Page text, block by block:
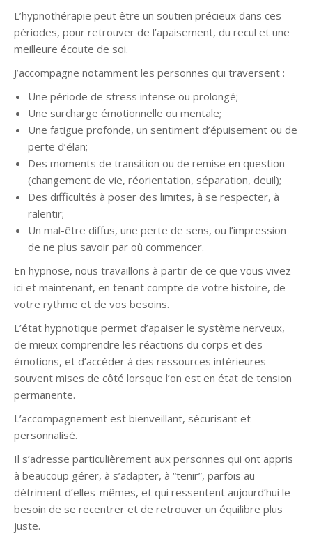
L’hypnothérapie peut être un soutien précieux dans ces
périodes, pour retrouver de l’apaisement, du recul et une
meilleure écoute de soi.
J’accompagne notamment les personnes qui traversent :
Une période de stress intense ou prolongé;
Une surcharge émotionnelle ou mentale;
Une fatigue profonde, un sentiment d’épuisement ou de
perte d’élan;
Des moments de transition ou de remise en question
(changement de vie, réorientation, séparation, deuil);
Des difficultés à poser des limites, à se respecter, à
ralentir;
Un mal-être diffus, une perte de sens, ou l’impression
de ne plus savoir par où commencer.
En hypnose, nous travaillons à partir de ce que vous vivez
ici et maintenant, en tenant compte de votre histoire, de
votre rythme et de vos besoins.
L’état hypnotique permet d’apaiser le système nerveux,
de mieux comprendre les réactions du corps et des
émotions, et d’accéder à des ressources intérieures
souvent mises de côté lorsque l’on est en état de tension
permanente.
L’accompagnement est bienveillant, sécurisant et
personnalisé.
Il s’adresse particulièrement aux personnes qui ont appris
à beaucoup gérer, à s’adapter, à “tenir”, parfois au
détriment d’elles-mêmes, et qui ressentent aujourd’hui le
besoin de se recentrer et de retrouver un équilibre plus
juste.